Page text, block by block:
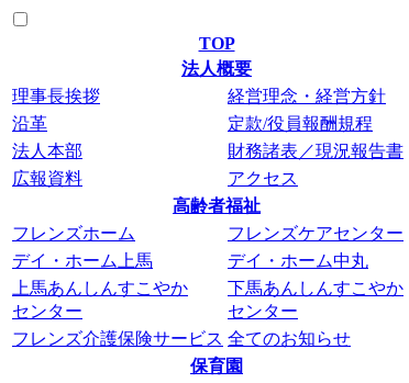
TOP
法人概要
理事長挨拶
経営理念・経営方針
沿革
定款/役員報酬規程
法人本部
財務諸表／現況報告書
広報資料
アクセス
高齢者福祉
フレンズホーム
フレンズケアセンター
デイ・ホーム上馬
デイ・ホーム中丸
上馬あんしんすこやか
センター
下馬あんしんすこやか
センター
フレンズ介護保険サービス 全てのお知らせ
保育園